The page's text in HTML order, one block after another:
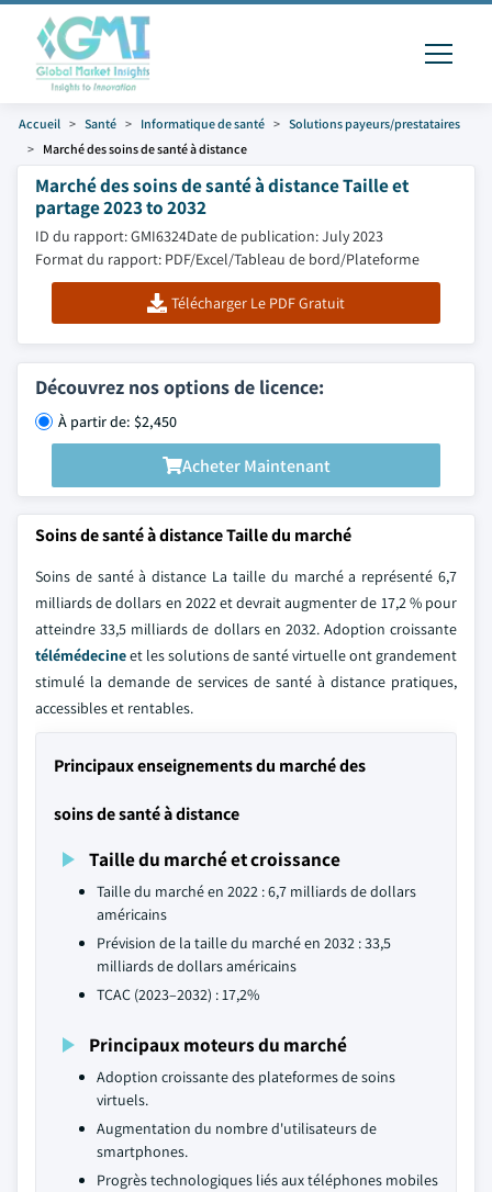
Accueil Santé Informatique de santé
Solutions payeurs/prestataires
Marché des soins de santé à distance
Marché des soins de santé à distance Taille et
partage 2023 to 2032
ID du rapport: GMI6324Date de publication: July 2023
Format du rapport: PDF/Excel/Tableau de bord/Plateforme
Télécharger Le PDF Gratuit
Découvrez nos options de licence:
À partir de: $2,450
Acheter Maintenant
Soins de santé à distance Taille du marché
Soins de santé à distance La taille du marché a représenté 6,7
milliards de dollars en 2022 et devrait augmenter de 17,2 % pour
atteindre 33,5 milliards de dollars en 2032. Adoption croissante
télémédecineet les solutions de santé virtuelle ont grandement
stimulé la demande de services de santé à distance pratiques,
accessibles et rentables.
Principaux enseignements du marché des
soins de santé à distance
Taille du marché et croissance
Taille du marché en 2022 : 6,7 milliards de dollars
américains
Prévision de la taille du marché en 2032 : 33,5
milliards de dollars américains
TCAC (2023–2032) : 17,2%
Principaux moteurs du marché
Adoption croissante des plateformes de soins
virtuels.
Augmentation du nombre d'utilisateurs de
smartphones.
Progrès technologiques liés aux téléphones mobiles